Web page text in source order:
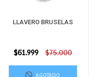
LLAVERO BRUSELAS
Precio
$61.999 $75.000
AGOTADO